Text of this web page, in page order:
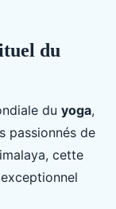
du
du yoga,
passionnés de
cette